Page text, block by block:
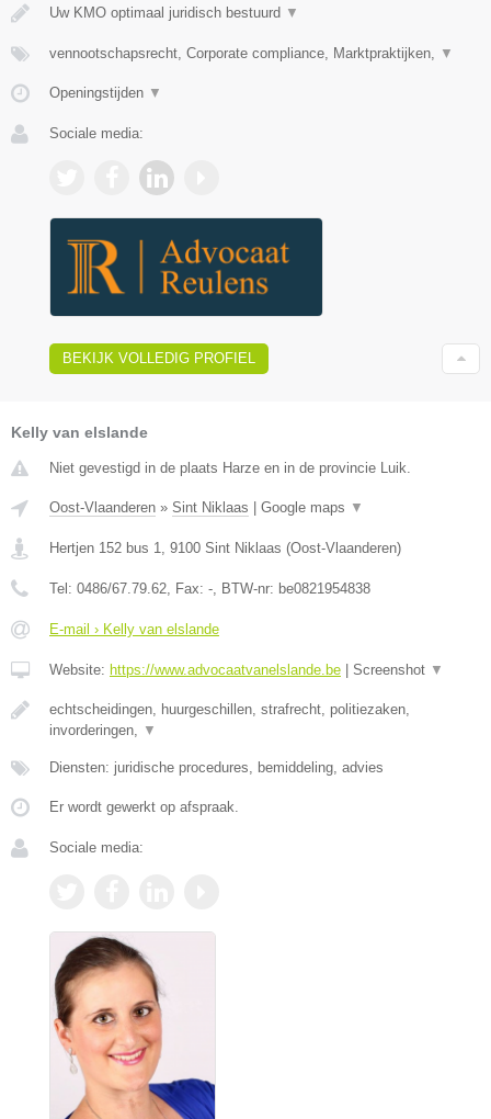
Uw KMO optimaal juridisch bestuurd ▼
vennootschapsrecht, Corporate compliance, Marktpraktijken, ▼
Openingstijden ▼
Sociale media:
BEKIJK VOLLEDIG PROFIEL
Kelly van elslande
Niet gevestigd in de plaats Harze en in de provincie Luik.
Oost-Vlaanderen » Sint Niklaas Google maps ▼
Hertjen 152 bus 1, 9100 Sint Niklaas (Oost-Vlaanderen)
Tel: 0486/67.79.62, Fax: -, BTW-nr: be0821954838
E-mail › Kelly van elslande
Website: https://www.advocaatvanelslande.be Screenshot ▼
echtscheidingen, huurgeschillen, strafrecht, politiezaken,
invorderingen, ▼
Diensten: juridische procedures, bemiddeling, advies
Er wordt gewerkt op afspraak.
Sociale media: